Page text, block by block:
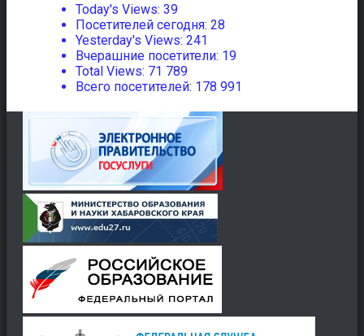
Today's Views: 39
Посетителей сегодня: 28
Yesterday's Views: 241
Вчерашние посетители: 19
Total Views: 71 789
Всего посетителей: 178 991